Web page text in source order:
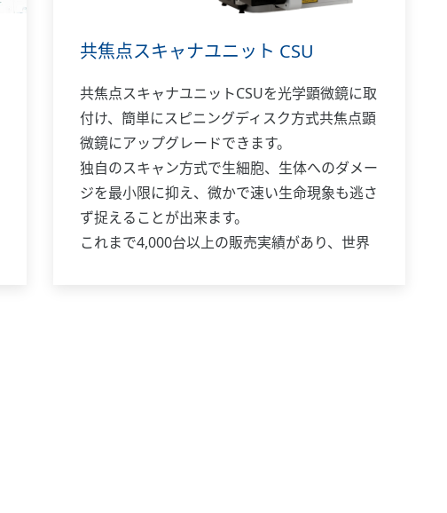
共焦点スキャナユニット CSU
共焦点スキャナユニットCSUを光学顕微鏡に取
付け、簡単にスピニングディスク方式共焦点顕
微鏡にアップグレードできます。
独自のスキャン方式で生細胞、生体へのダメー
ジを最小限に抑え、微かで速い生命現象も逃さ
ず捉えることが出来ます。
これまで4,000台以上の販売実績があり、世界